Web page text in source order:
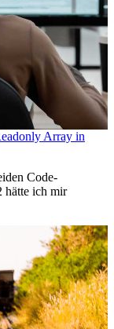
Array in
Code-
hätte ich mir